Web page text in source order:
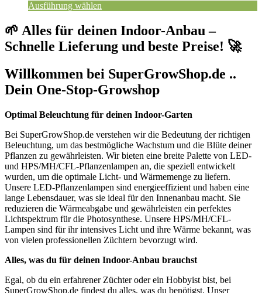
Ausführung wählen
🌱 Alles für deinen Indoor-Anbau –
Schnelle Lieferung und beste Preise! 🚀
Willkommen bei SuperGrowShop.de ..
Dein One-Stop-Growshop
Optimal Beleuchtung für deinen Indoor-Garten
Bei SuperGrowShop.de verstehen wir die Bedeutung der richtigen
Beleuchtung, um das bestmögliche Wachstum und die Blüte deiner
Pflanzen zu gewährleisten. Wir bieten eine breite Palette von LED-
und HPS/MH/CFL-Pflanzenlampen an, die speziell entwickelt
wurden, um die optimale Licht- und Wärmemenge zu liefern.
Unsere LED-Pflanzenlampen sind energieeffizient und haben eine
lange Lebensdauer, was sie ideal für den Innenanbau macht. Sie
reduzieren die Wärmeabgabe und gewährleisten ein perfektes
Lichtspektrum für die Photosynthese. Unsere HPS/MH/CFL-
Lampen sind für ihr intensives Licht und ihre Wärme bekannt, was
von vielen professionellen Züchtern bevorzugt wird.
Alles, was du für deinen Indoor-Anbau brauchst
Egal, ob du ein erfahrener Züchter oder ein Hobbyist bist, bei
SuperGrowShop.de findest du alles, was du benötigst. Unser